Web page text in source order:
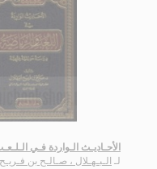
الأحـاديـث الـواردة فـي
لـ الـبـهـلال ، صـالـح بن فـريـح